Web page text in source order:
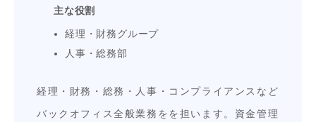
主な役割
経理・財務グループ
人事・総務部
経理・財務・総務・人事・コンプライアンスなど
バックオフィス全般業務をを担います。資金管理